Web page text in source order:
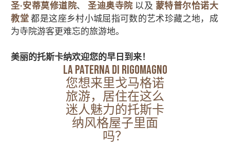
圣·安蒂莫修道院、圣迪奥寺院 以及 蒙特普尔恰诺大
教堂 都是这座乡村小城屈指可数的艺术珍藏之地，成
为寺院游客更难忘的旅游地。
美丽的托斯卡纳欢迎您的早日到来！
LA PATERNA DI RIGOMAGNO
您想来里戈马格诺
旅游，居住在这么
迷人魅力的托斯卡
纳风格屋子里面
吗？